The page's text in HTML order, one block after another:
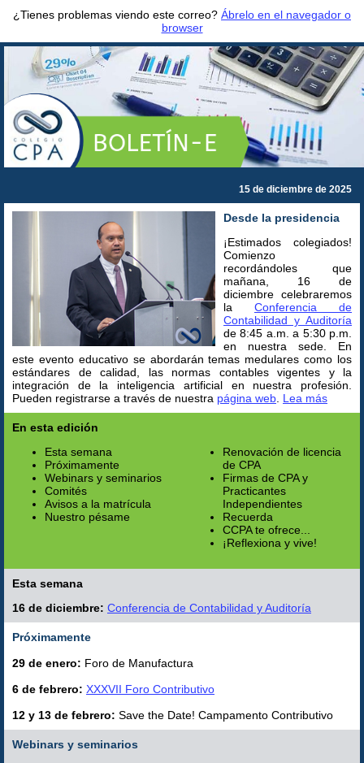
¿Tienes problemas viendo este correo? Ábrelo en el navegador o
browser
15 de diciembre de 2025
Desde la presidencia
¡Estimados colegiados!
Comienzo
recordándoles que
mañana, 16 de
diciembre celebraremos
la Conferencia de
Contabilidad y Auditoría
de 8:45 a.m. a 5:30 p.m.
en nuestra sede. En
este evento educativo se abordarán temas medulares como los
estándares de calidad, las normas contables vigentes y la
integración de la inteligencia artificial en nuestra profesión.
Pueden registrarse a través de nuestra página web Lea más
En esta edición
Esta semana
Próximamente
Webinars y seminarios
Comités
Avisos a la matrícula
Nuestro pésame
Renovación de licencia
de CPA
Firmas de CPA y
Practicantes
Independientes
Recuerda
CCPA te ofrece...
¡Reflexiona y vive!
Esta semana
16 de diciembre: Conferencia de Contabilidad y Auditoría
Próximamente
29 de enero: Foro de Manufactura
6 de febrero: XXXVII Foro Contributivo
12 y 13 de febrero: Save the Date! Campamento Contributivo
Webinars y seminarios